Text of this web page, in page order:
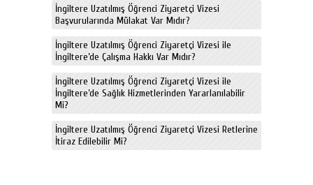
İngiltere Uzatılmış Öğrenci Ziyaretçi Vizesi
Başvurularında Mülakat Var Mıdır?
İngiltere Uzatılmış Öğrenci Ziyaretçi Vizesi ile
İngiltere’de Çalışma Hakkı Var Mıdır?
İngiltere Uzatılmış Öğrenci Ziyaretçi Vizesi ile
İngiltere’de Sağlık Hizmetlerinden Yararlanılabilir
Mi?
İngiltere Uzatılmış Öğrenci Ziyaretçi Vizesi Retlerine
İtiraz Edilebilir Mi?